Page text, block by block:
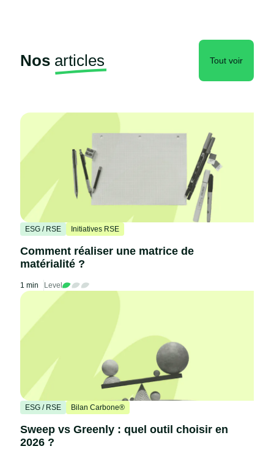
Nos articles Tout voir
ESG / RSE Initiatives RSE
Comment réaliser une matrice de
matérialité ?
1 min Level
ESG / RSE Bilan Carbone®
Sweep vs Greenly : quel outil choisir en
2026 ?